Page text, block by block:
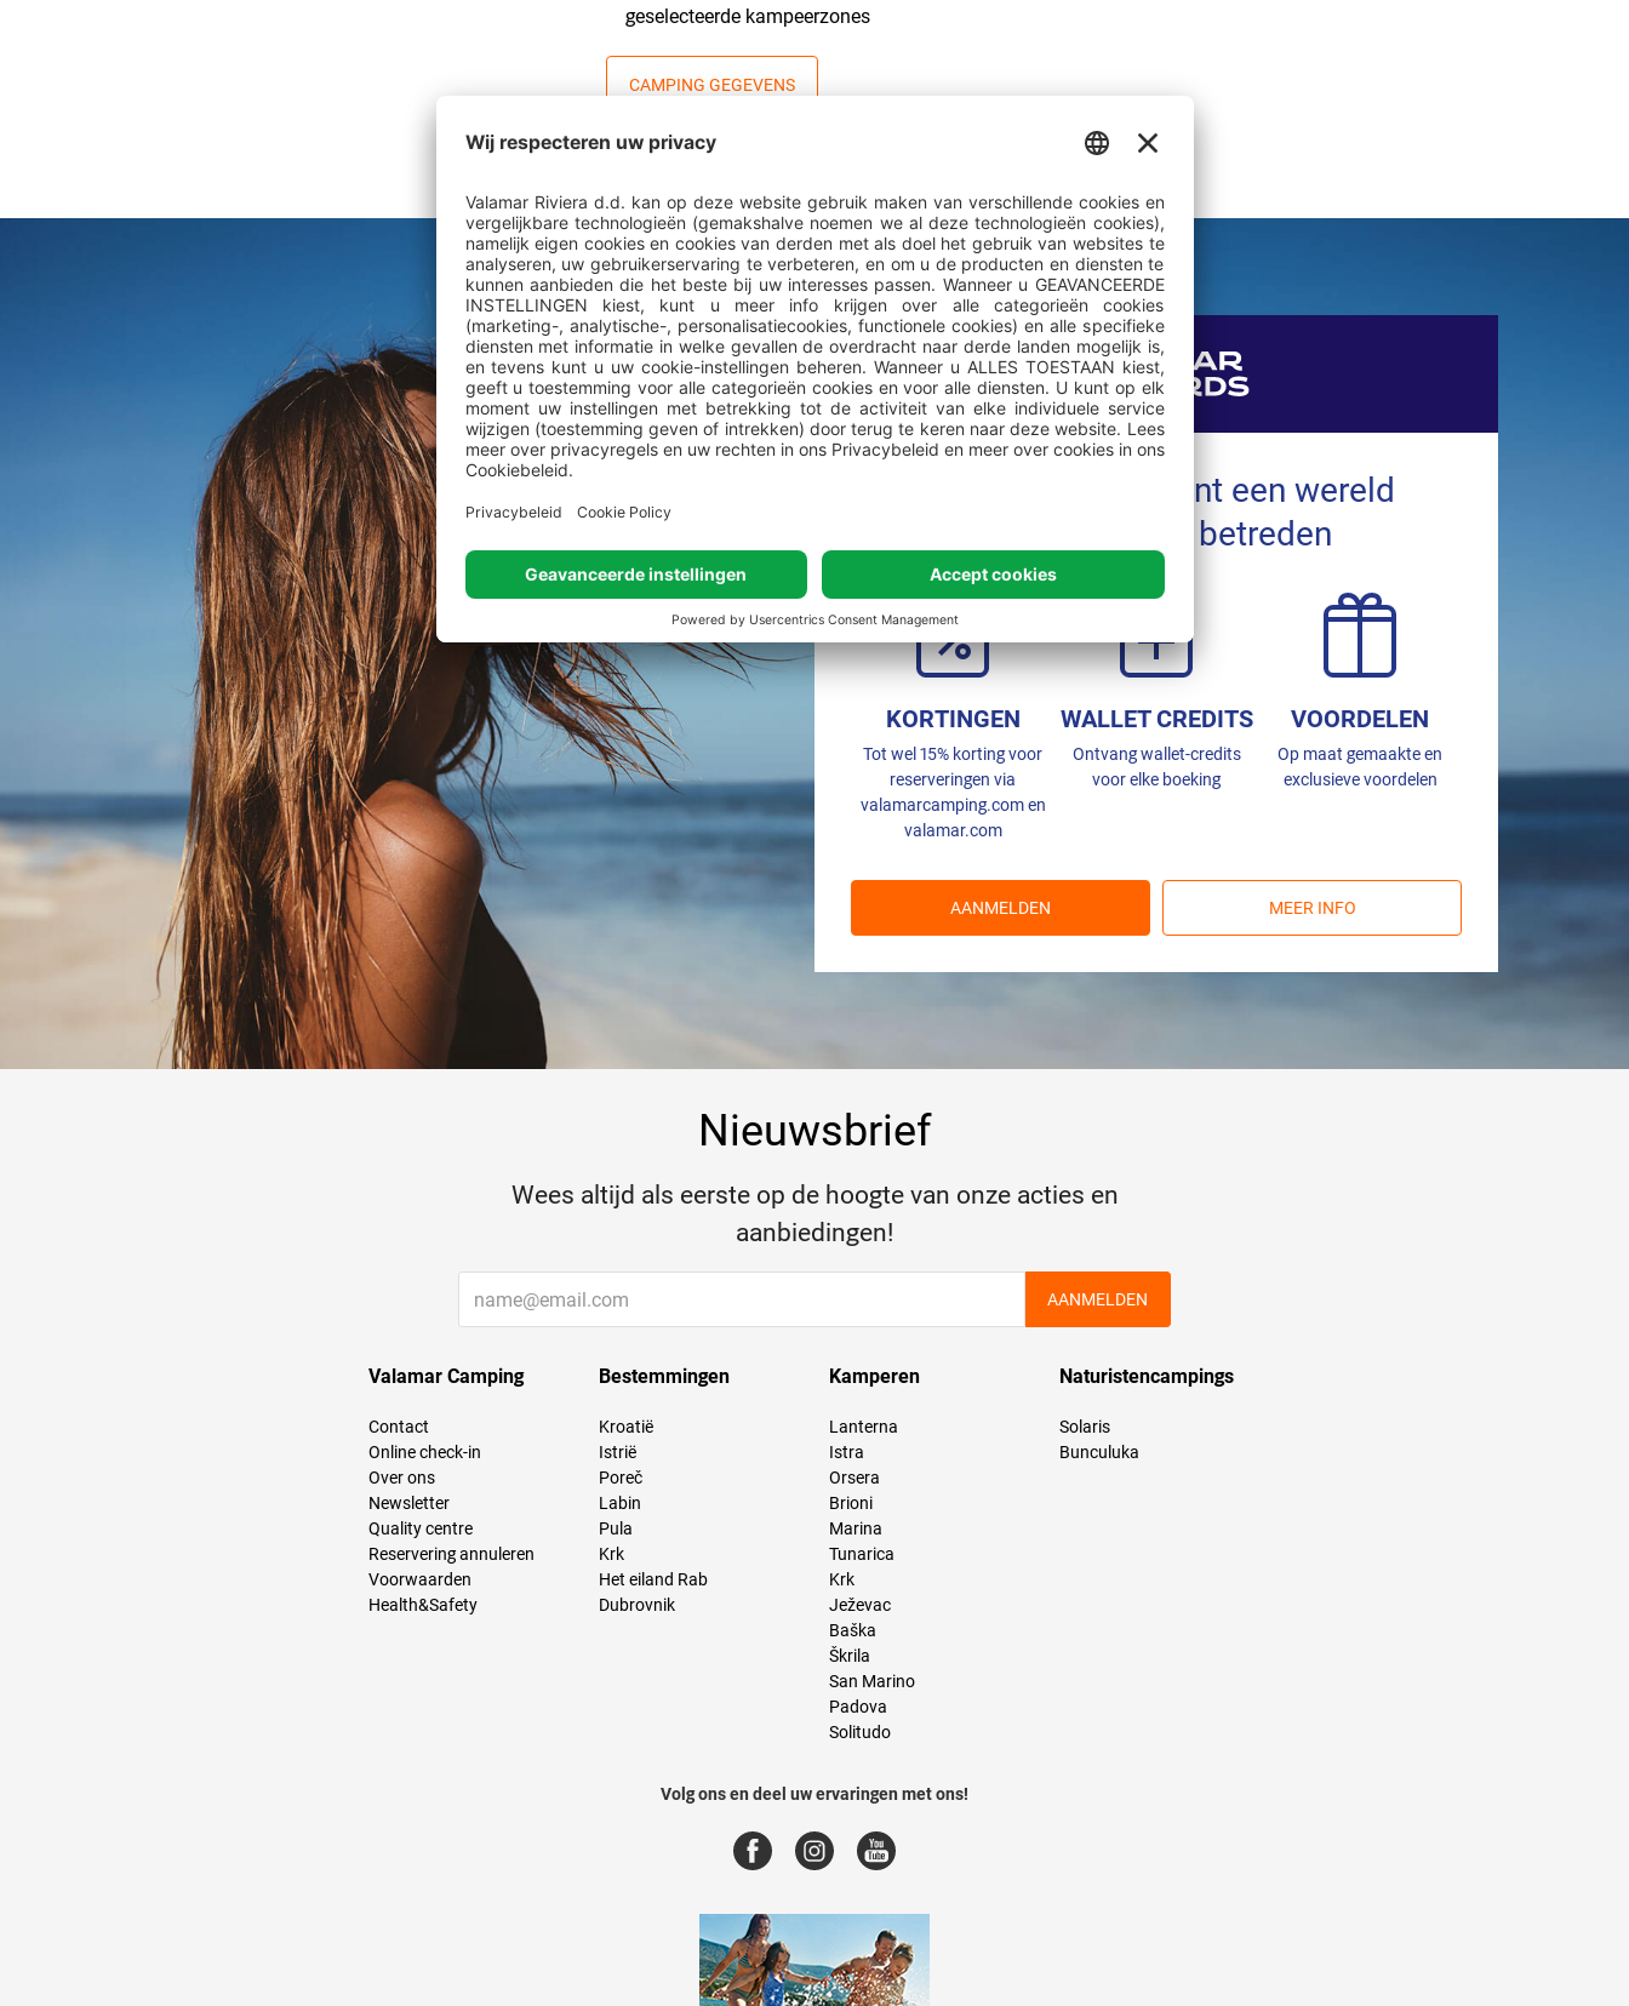
geselecteerde kampeerzones
CAMPING GEGEVENS
Lid worden betekent een wereld
van voordelen betreden
KORTINGEN
Tot wel 15% korting voor
reserveringen via
valamarcamping.com en
valamar.com
WALLET CREDITS
Ontvang wallet-credits
voor elke boeking
VOORDELEN
Op maat gemaakte en
exclusieve voordelen
AANMELDEN MEER INFO
Nieuwsbrief
Wees altijd als eerste op de hoogte van onze acties en
aanbiedingen!
AANMELDEN
Valamar Camping
Contact
Online check-in
Over ons
Newsletter
Quality centre
Reservering annuleren
Voorwaarden
Health&Safety
Bestemmingen
Kroatië
Istrië
Poreč
Labin
Pula
Krk
Het eiland Rab
Dubrovnik
Kamperen
Lanterna
Istra
Orsera
Brioni
Marina
Tunarica
Krk
Ježevac
Baška
Škrila
San Marino
Padova
Solitudo
Naturistencampings
Solaris
Bunculuka
Volg ons en deel uw ervaringen met ons!